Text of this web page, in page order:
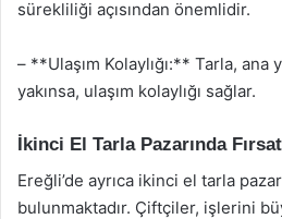
sürekliliği açısından önemlidir.
– **Ulaşım Kolaylığı:** Tarla,
yakınsa, ulaşım kolaylığı sağlar.
İkinci El Tarla Pazarında
Ereğli’de ayrıca ikinci el tarla
bulunmaktadır. Çiftçiler, işlerini